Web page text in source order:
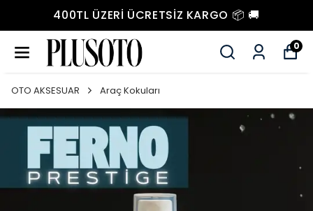
400TL ÜZERI ÜCRETSIZ KARGO 📦 🚚
0
OTO AKSESUAR Araç Kokuları